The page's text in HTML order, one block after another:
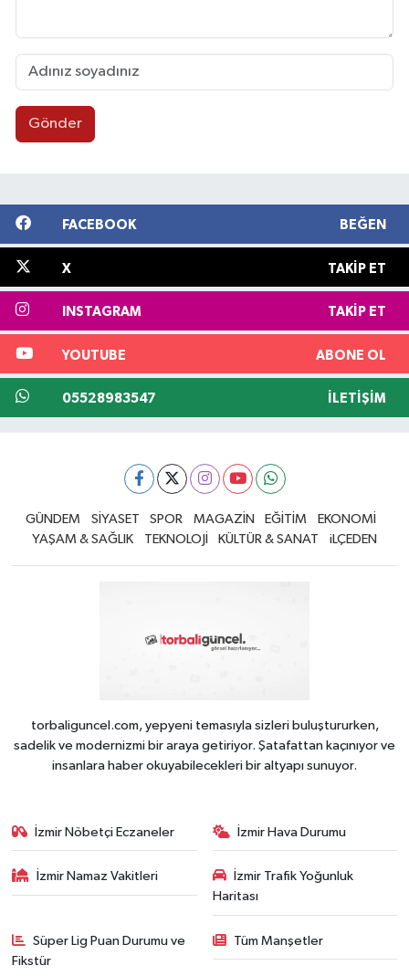
Gönder
FACEBOOK BEĞEN
X TAKIP ET
INSTAGRAM TAKIP ET
YOUTUBE ABONE OL
05528983547 İLETIŞIM
GÜNDEM SİYASET SPOR MAGAZİN EĞİTİM
EKONOMİ
YAŞAM & SAĞLIK
TEKNOLOJİ KÜLTÜR & SANAT iLÇEDEN
torbaliguncel.com, yepyeni temasıyla sizleri buluştururken,
sadelik ve modernizmi bir araya getiriyor. Şatafattan kaçınıyor ve
insanlara haber okuyabilecekleri bir altyapı sunuyor.
İzmir Nöbetçi Eczaneler İzmir Hava Durumu
İzmir Namaz Vakitleri
İzmir Trafik Yoğunluk
Haritası
Süper Lig Puan Durumu ve
Fikstür
Tüm Manşetler